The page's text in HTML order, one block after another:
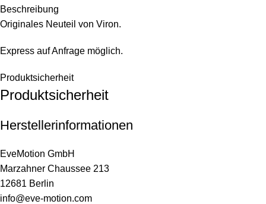
Beschreibung
Originales Neuteil von Viron.
Express auf Anfrage möglich.
Produktsicherheit
Produktsicherheit
Herstellerinformationen
EveMotion GmbH
Marzahner Chaussee 213
12681 Berlin
info@eve-motion.com